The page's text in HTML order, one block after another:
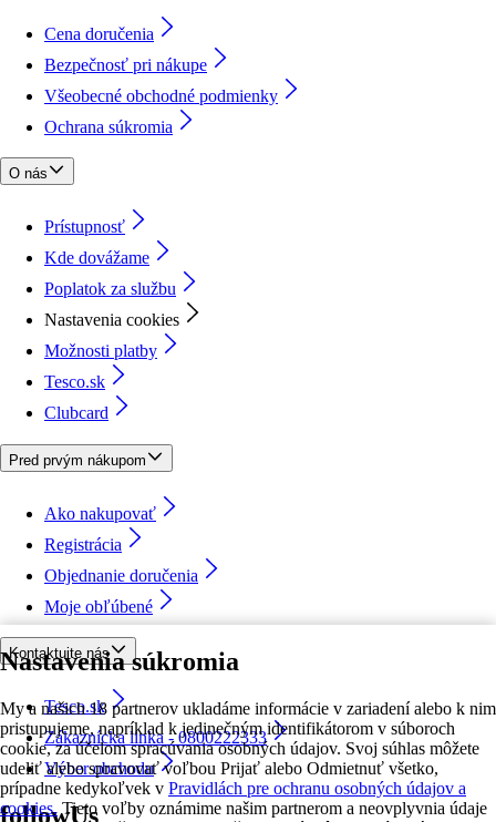
Nastavenia súkromia
My a našich 18 partnerov ukladáme informácie v zariadení alebo k nim
pristupujeme, napríklad k jedinečným identifikátorom v súboroch
cookie, za účelom spracúvania osobných údajov. Svoj súhlas môžete
udeliť alebo spravovať voľbou Prijať alebo Odmietnuť všetko,
prípadne kedykoľvek v Pravidlách pre ochranu osobných údajov a
cookies. Tieto voľby oznámime našim partnerom a neovplyvnia údaje
Cena doručenia
Bezpečnosť pri nákupe
Všeobecné obchodné podmienky
Ochrana súkromia
O nás
Prístupnosť
Kde dovážame
Poplatok za službu
Nastavenia cookies
Možnosti platby
Tesco.sk
Clubcard
Pred prvým nákupom
Ako nakupovať
Registrácia
Objednanie doručenia
Moje obľúbené
Kontaktujte nás
Tesco.sk
Zákaznícka linka - 0800222333
Výber obchodu
followUs